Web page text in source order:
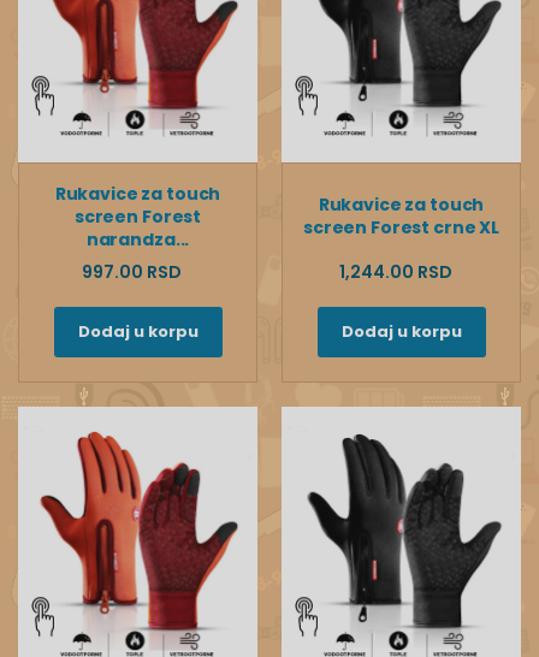
Rukavice za touch
screen Forest
narandza...
997.00 RSD
Dodaj u korpu
Rukavice za touch
screen Forest crne XL
1,244.00 RSD
Dodaj u korpu